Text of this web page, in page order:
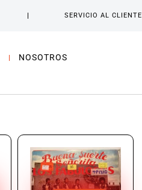
SERVICIO AL CLIENTE
NOSOTROS